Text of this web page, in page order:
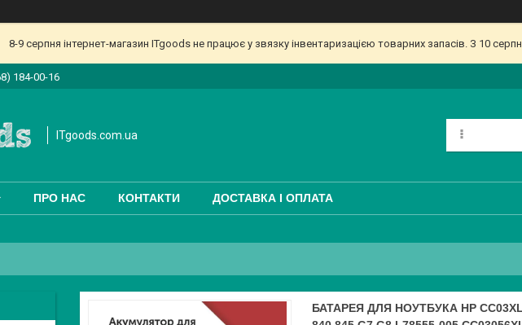
8-9 серпня інтернет-магазин ITgoods не працює у звязку інвентаризацією товарних запасів. З 10
184-00-16
ITgoods.com.ua
ПРО НАС КОНТАКТИ ДОСТАВКА І ОПЛАТА
БАТАРЕЯ ДЛЯ НОУТБУКА HP CC03XL